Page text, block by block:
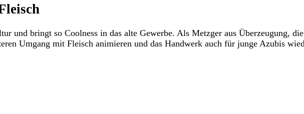
und bringt so Coolness in das alte Gewerbe. Als Metzger aus Überzeugung,
Umgang mit Fleisch animieren und das Handwerk auch für junge Azubis